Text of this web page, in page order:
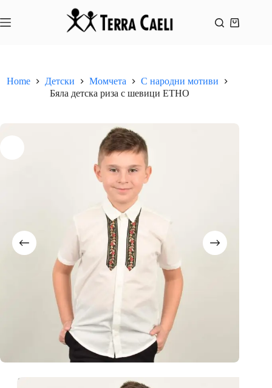
content
Shopping
Home Детски Момчета
С народни мотиви
Бяла детска риза с шевици ЕТНО